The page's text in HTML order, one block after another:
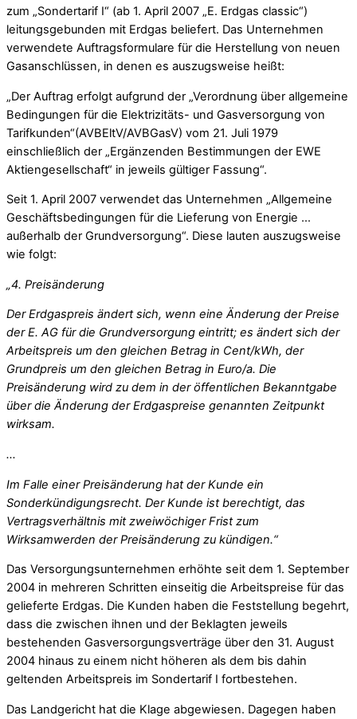
zum „Sondertarif I“ (ab 1. April 2007 „E. Erdgas classic“)
leitungsgebunden mit Erdgas beliefert. Das Unternehmen
verwendete Auftragsformulare für die Herstellung von neuen
Gasanschlüssen, in denen es auszugsweise heißt:
„Der Auftrag erfolgt aufgrund der „Verordnung über allgemeine
Bedingungen für die Elektrizitäts- und Gasversorgung von
Tarifkunden“(AVBEltV/AVBGasV) vom 21. Juli 1979
einschließlich der „Ergänzenden Bestimmungen der EWE
Aktiengesellschaft“ in jeweils gültiger Fassung“.
Seit 1. April 2007 verwendet das Unternehmen „Allgemeine
Geschäftsbedingungen für die Lieferung von Energie …
außerhalb der Grundversorgung“. Diese lauten auszugsweise
wie folgt:
„4. Preisänderung
Der Erdgaspreis ändert sich, wenn eine Änderung der Preise
der E. AG für die Grundversorgung eintritt; es ändert sich der
Arbeitspreis um den gleichen Betrag in Cent/kWh, der
Grundpreis um den gleichen Betrag in Euro/a. Die
Preisänderung wird zu dem in der öffentlichen Bekanntgabe
über die Änderung der Erdgaspreise genannten Zeitpunkt
wirksam.
…
Im Falle einer Preisänderung hat der Kunde ein
Sonderkündigungsrecht. Der Kunde ist berechtigt, das
Vertragsverhältnis mit zweiwöchiger Frist zum
Wirksamwerden der Preisänderung zu kündigen.“
Das Versorgungsunternehmen erhöhte seit dem 1. September
2004 in mehreren Schritten einseitig die Arbeitspreise für das
gelieferte Erdgas. Die Kunden haben die Feststellung begehrt,
dass die zwischen ihnen und der Beklagten jeweils
bestehenden Gasversorgungsverträge über den 31. August
2004 hinaus zu einem nicht höheren als dem bis dahin
geltenden Arbeitspreis im Sondertarif I fortbestehen.
Das Landgericht hat die Klage abgewiesen. Dagegen haben